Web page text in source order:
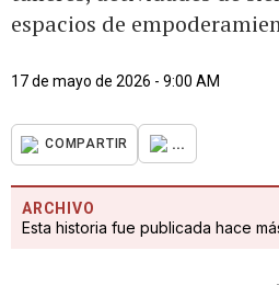
espacios de
17 de mayo de 2026 - 9:00 AM
COMPARTIR ...
ARCHIVO
Esta historia fue publicada hace